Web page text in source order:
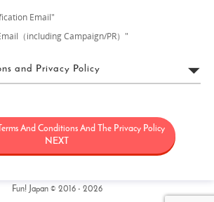
Email"
（including Campaign/PR）"
and Privacy Policy
は、日本に関する情報（観光・製品・サービス
とにより日本に対する関心を高めることを目
ウェブサイト（理由の如何を問わず後日改定
イト上で提供されるサービス（情報提供及び
And Conditions And The Privacy Policy
NEXT
Fun! Japan © 2016 - 2026